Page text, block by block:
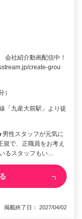
会社紹介動画配信中！
create-grou
）
「九産大前駅」より徒
性スタッフが元気に
で、正職員をお考え
るスタッフもい…
載終了日： 2027/04/02